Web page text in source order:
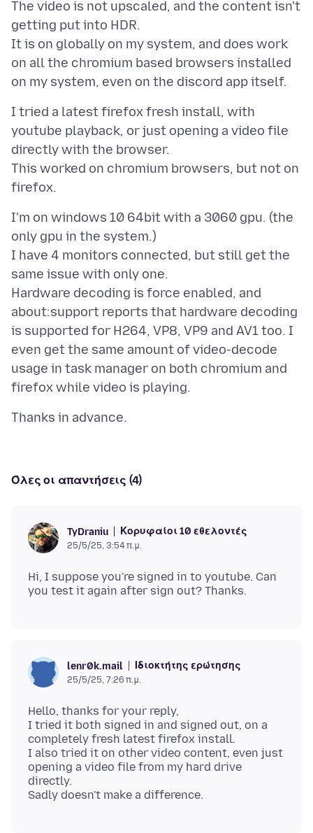
The video is not upscaled, and the content isn't
getting put into HDR.
It is on globally on my system, and does work
on all the chromium based browsers installed
I tried a latest firefox fresh install, with
youtube playback, or just opening a video file
directly with the browser.
This worked on chromium browsers, but not on
I'm on windows 10 64bit with a 3060 gpu. (the
only gpu in the system.)
I have 4 monitors connected, but still get the
same issue with only one.
Hardware decoding is force enabled, and
about:support reports that hardware decoding
is supported for H264, VP8, VP9 and AV1 too. I
even get the same amount of video-decode
usage in task manager on both chromium and
Όλες οι απαντήσεις (4)
TyDraniu Κορυφαίοι 10 εθελοντές
25/5/25, 3:54 π.μ.
Hi, I suppose you're signed in to youtube. Can
lenr0k.mail Ιδιοκτήτης ερώτησης
25/5/25, 7:26 π.μ.
Hello, thanks for your reply,
I tried it both signed in and signed out, on a
completely fresh latest firefox install.
I also tried it on other video content, even just
opening a video file from my hard drive
directly.